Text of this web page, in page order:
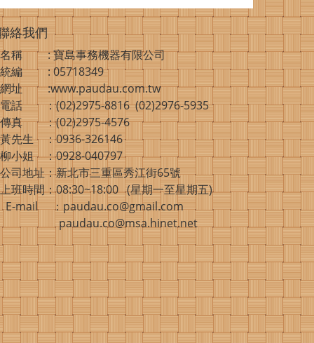
絡我們
稱 : 寶島事務機器有限公司
編 : 05718349
址 :www.paudau.com.tw
話 ：(02)2975-8816 (02)2976-5935
真 ：(02)2975-4576
先生 ：0936-326146
小姐 ：0928-040797
司地址：新北市三重區秀江街65號
班時間：08:30~18:00 (星期一至星期五)
mail ：paudau.co@gmail.com